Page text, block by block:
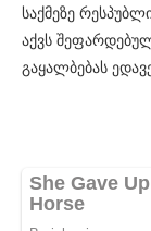
საქმეზე
აქვს
გაყალბებას